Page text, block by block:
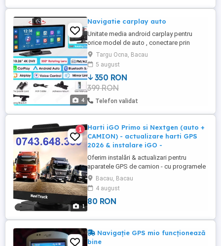
CAMION, lansate în 2026 - ...
4
Navigatie carplay auto
Unitate media android carplay pentru
orice model de auto , conectare prin
bluetooth cu telefonul, cu aplicații de
navigatie gen Maps, Waze, cu YouTube și
Spotify, cu camera 350 grade, cu două
moduri de prindere, pe bord și pe parbriz,
nou, in perfectă stare de funcționare, cu
alimentare la bricheta auto, ...
Targu Ocna, Bacau
5 august
350 RON
399 RON
Telefon validat
1
1
Harti iGO Primo si Nextgen (auto +
CAMION) - actualizare harti GPS
2026 & instalare iGO -
Oferim instalări & actualizari pentru
aparatele GPS de camion - cu programele
IGO PRIMO si NEXTGEN (Android). Ambele
programe funcționează atât în mod
autoturism cat si în mod CAMION.
Pachetul cuprinde: -ultimele lansari de
fișiere de restricții mod camion -alerte ...
Bacau, Bacau
4 august
80 RON
Navigație GPS mio funcționează
bine